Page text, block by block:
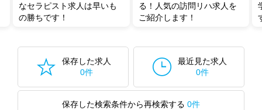
なセラピスト求人は早いも
の勝ちです！
る！人気の訪問リハ求人を
ご紹介します！
保存した求人
0件
最近見た求人
0件
保存した検索条件から再検索する 0件